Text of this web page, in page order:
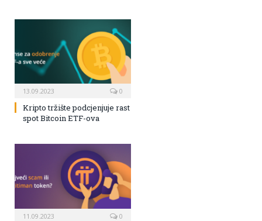
13.09.2023 0
Kripto tržište podcjenjuje rast
spot Bitcoin ETF-ova
11.09.2023 0